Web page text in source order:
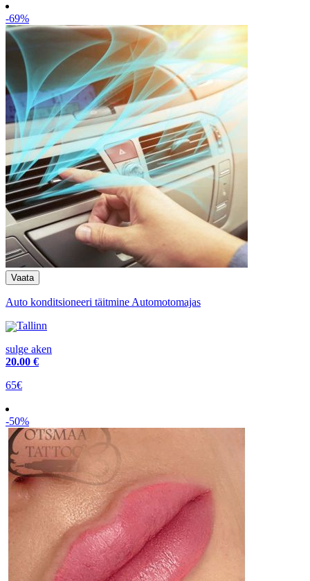
-69%
Auto konditsioneeri täitmine Automotomajas
Tallinn
sulge aken
20.00 €
65€
-50%